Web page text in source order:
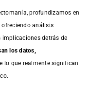
profundizamos en
ofreciendo análisis
detrás de
los datos,
lo que realmente significan